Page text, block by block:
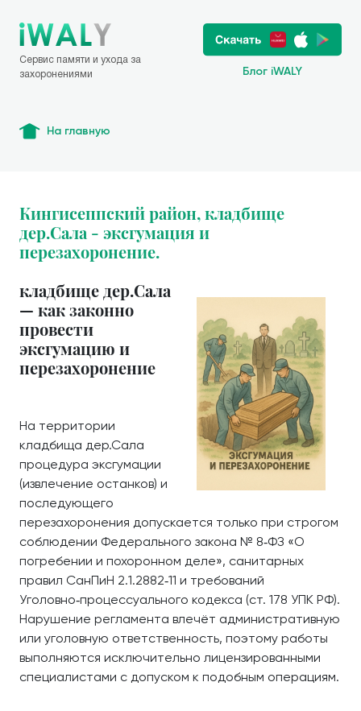
Сервис памяти и ухода за
захоронениями
Блог iWALY
На главную
Кингисеппский район, кладбище
дер.Сала - эксгумация и
перезахоронение.
кладбище дер.Сала
— как законно
провести
эксгумацию и
перезахоронение
На территории
кладбища дер.Сала
процедура эксгумации
(извлечение останков) и
последующего
перезахоронения допускается только при строгом
соблюдении Федерального закона № 8‑ФЗ «О
погребении и похоронном деле», санитарных
правил СанПиН 2.1.2882‑11 и требований
Уголовно‑процессуального кодекса (ст. 178 УПК РФ).
Нарушение регламента влечёт административную
или уголовную ответственность, поэтому работы
выполняются исключительно лицензированными
специалистами с допуском к подобным операциям.